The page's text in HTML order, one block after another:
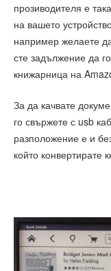
прозиводителя е
на вашето
например желаете
сте задължение да
книжарница на
За да качвате
го свържете с usb
разположение е и
който конвертирате